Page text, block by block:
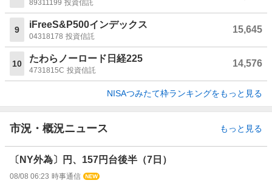
89311199 投資信託
9 iFreeS&P500インデックス
04318178 投資信託
15,645
10 たわらノーロード日経225
4731815C 投資信託
14,576
NISAつみたて枠ランキングをもっと見る
市況・概況ニュース もっと見る
〔NY外為〕円、157円台後半（7日）
08/08 06:23 時事通信